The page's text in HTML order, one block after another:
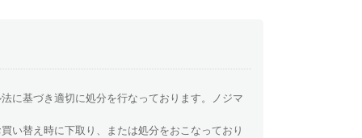
に基づき適切に処分を行なっております。ノジマ
い替え時に下取り、または処分をおこなっており